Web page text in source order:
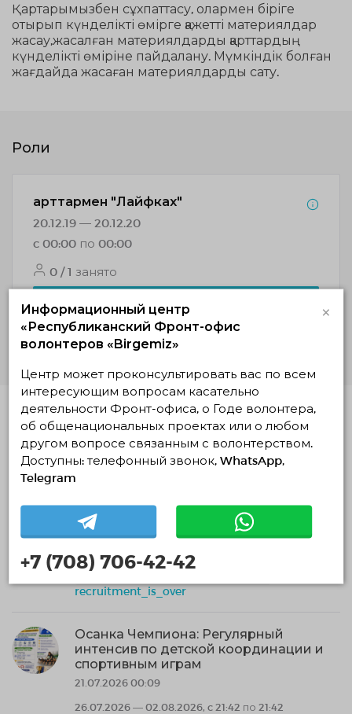
Қартарымызбен сұхпаттасу, олармен біріге
отырып күнделікті өмірге қажетті материялдар
жасау,жасалған материялдарды қарттардың
күнделікті өміріне пайдалану. Мүмкіндік болған
жағдайда жасаған материялдарды сату.
Роли
Қарттармен "Лайфках"
20.12.19 — 20.12.20
c 00:00 по 00:00
0 / 1 занято
Подробнее
Похожие проекты
"Спортивное будущее"
25.07.2026 09:00
30.07.2026 — 09.08.2026, c 22:26 по 22:14
Инициативная группа "Спортивное Будущее"
recruitment_is_over
Осанка Чемпиона: Регулярный
интенсив по детской координации и
спортивным играм
21.07.2026 00:09
26.07.2026 — 02.08.2026, c 21:42 по 21:42
Информационный центр
«Республиканский Фронт-офис
волонтеров «Birgemiz»
×
Центр может проконсультировать вас по всем
интересующим вопросам касательно
деятельности Фронт-офиса, о Годе волонтера,
об общенациональных проектах или о любом
другом вопросе связанным с волонтерством.
Доступны: телефонный звонок, WhatsApp,
Telegram
+7 (708) 706-42-42